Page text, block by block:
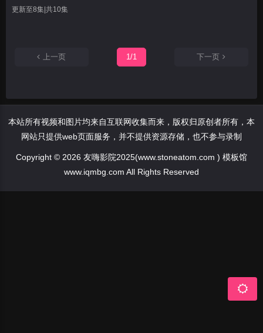
更新至8集|共10集
上一页 1/1 下一页
本站所有视频和图片均来自互联网收集而来，版权归原创者所有，本
网站只提供web页面服务，并不提供资源存储，也不参与录制
Copyright © 2026 友嗨影院2025(www.stoneatom.com ) 模板馆
www.iqmbg.com All Rights Reserved